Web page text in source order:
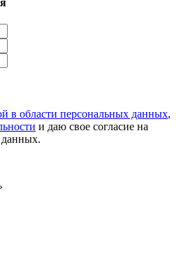
в области персональных данных,
и даю свое согласие на
данных.